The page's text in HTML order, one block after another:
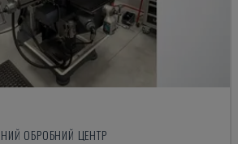
ОБРОБНИЙ ЦЕНТР